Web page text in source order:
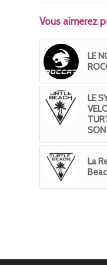
Vous aimerez
LE
LE
SON
La